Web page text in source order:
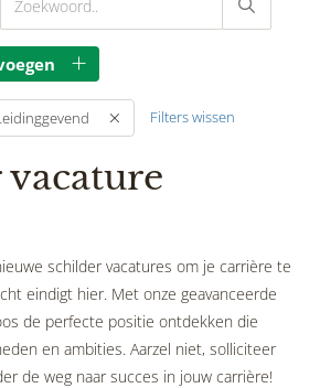
Filters wissen
schilder vacatures om je carrière te
eindigt hier. Met onze geavanceerde
de perfecte positie ontdekken die
en ambities. Aarzel niet, solliciteer
de weg naar succes in jouw carrière!